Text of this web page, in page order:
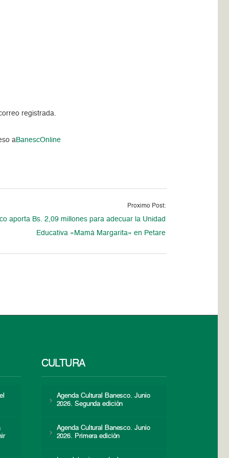
registrada.
a BanescOnline
Proximo Post:
aporta Bs. 2,09 millones para adecuar la Unidad
Educativa «Mamá Margarita» en Petare
CULTURA
Agenda Cultural Banesco. Junio
2026. Segunda edición
Agenda Cultural Banesco. Junio
2026. Primera edición